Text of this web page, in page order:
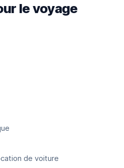
le voyage
de voiture